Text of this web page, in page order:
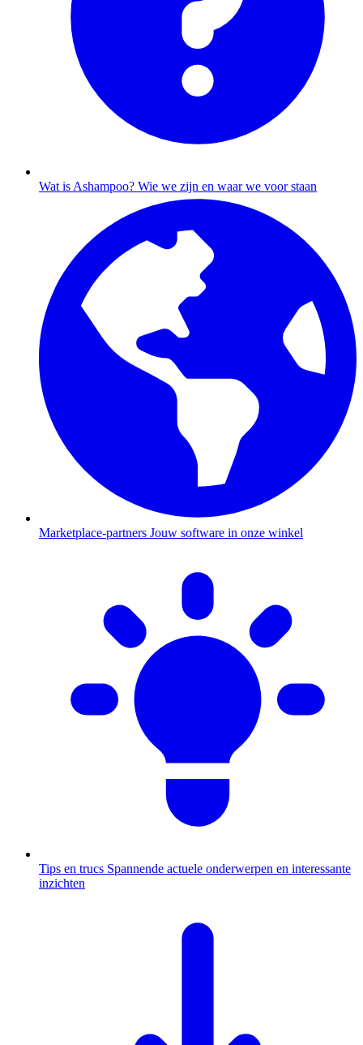
Wat is Ashampoo? Wie we zijn en waar we voor staan
Marketplace-partners Jouw software in onze winkel
Tips en trucs Spannende actuele onderwerpen en interessante
inzichten